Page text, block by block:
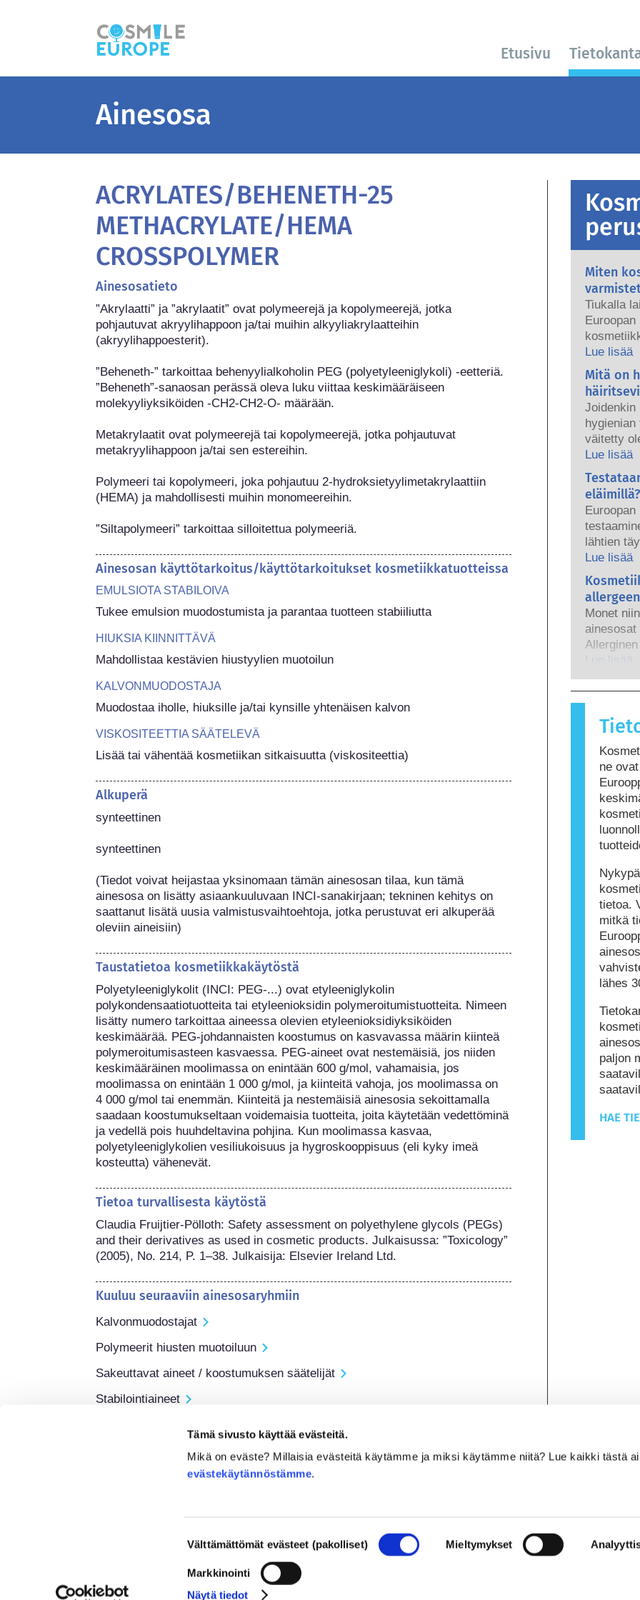
Tämä sivusto käyttää evästeitä.
Mikä on eväste? Millaisia evästeitä käytämme ja miksi käytämme niitä? Lue kaikki tästä
evästekäytännöstämme.
valinta
Välttämättömät evästeet (pakolliset) Mieltymykset
Markkinointi
Näytä tiedot
Etusivu
Ainesosa
ACRYLATES/BEHENETH-25
METHACRYLATE/HEMA
CROSSPOLYMER
Ainesosatieto
”Akrylaatti” ja ”akrylaatit” ovat polymeerejä ja kopolymeerejä, jotka
pohjautuvat akryylihappoon ja/tai muihin alkyyliakrylaatteihin
(akryylihappoesterit).
”Beheneth-” tarkoittaa behenyylialkoholin PEG (polyetyleeniglykoli) -eetteriä.
”Beheneth”-sanaosan perässä oleva luku viittaa keskimääräiseen
molekyyliyksiköiden -CH2-CH2-O- määrään.
Metakrylaatit ovat polymeerejä tai kopolymeerejä, jotka pohjautuvat
metakryylihappoon ja/tai sen estereihin.
Polymeeri tai kopolymeeri, joka pohjautuu 2-hydroksietyylimetakrylaattiin
(HEMA) ja mahdollisesti muihin monomeereihin.
”Siltapolymeeri” tarkoittaa silloitettua polymeeriä.
Ainesosan käyttötarkoitus/käyttötarkoitukset kosmetiikkatuotteissa
EMULSIOTA STABILOIVA
Tukee emulsion muodostumista ja parantaa tuotteen stabiiliutta
HIUKSIA KIINNITTÄVÄ
Mahdollistaa kestävien hiustyylien muotoilun
KALVONMUODOSTAJA
Muodostaa iholle, hiuksille ja/tai kynsille yhtenäisen kalvon
VISKOSITEETTIA SÄÄTELEVÄ
Lisää tai vähentää kosmetiikan sitkaisuutta (viskositeettia)
Alkuperä
synteettinen
synteettinen
(Tiedot voivat heijastaa yksinomaan tämän ainesosan tilaa, kun tämä
ainesosa on lisätty asiaankuuluvaan INCI-sanakirjaan; tekninen kehitys on
saattanut lisätä uusia valmistusvaihtoehtoja, jotka perustuvat eri alkuperää
oleviin aineisiin)
Taustatietoa kosmetiikkakäytöstä
Polyetyleeniglykolit (INCI: PEG-...) ovat etyleeniglykolin
polykondensaatiotuotteita tai etyleenioksidin polymeroitumistuotteita. Nimeen
lisätty numero tarkoittaa aineessa olevien etyleenioksidiyksiköiden
keskimäärää. PEG-johdannaisten koostumus on kasvavassa määrin kiinteä
polymeroitumisasteen kasvaessa. PEG-aineet ovat nestemäisiä, jos niiden
keskimääräinen moolimassa on enintään 600 g/mol, vahamaisia, jos
moolimassa on enintään 1 000 g/mol, ja kiinteitä vahoja, jos moolimassa on
4 000 g/mol tai enemmän. Kiinteitä ja nestemäisiä ainesosia sekoittamalla
saadaan koostumukseltaan voidemaisia tuotteita, joita käytetään vedettöminä
ja vedellä pois huuhdeltavina pohjina. Kun moolimassa kasvaa,
polyetyleeniglykolien vesiliukoisuus ja hygroskooppisuus (eli kyky imeä
kosteutta) vähenevät.
Tietoa turvallisesta käytöstä
Claudia Fruijtier-Pölloth: Safety assessment on polyethylene glycols (PEGs)
and their derivatives as used in cosmetic products. Julkaisussa: ”Toxicology”
(2005), No. 214, P. 1–38. Julkaisija: Elsevier Ireland Ltd.
Kuuluu seuraaviin ainesosaryhmiin
Kalvonmuodostajat
Polymeerit hiusten muotoiluun
Sakeuttavat aineet / koostumuksen säätelijät
Stabilointiaineet
Kosmetiikan sääntely
Kosmetiikan ainesosia säännellään. Huomaathan kuitenkin, että EU:n
ulkopuolella kosmetiikan ainesosasääntely voi poiketa EU-sääntelystä.
Miten
Tiukalla
tuotteet
ovat
Lue lisää
Mitä on
Joidenkin
väitetty
aineita,
aine voi
häiritsee
vain
osoitettu
Pätevien
Lue lisää
lähtien
aikana –
käyttää
Lue lisää
Monet
reaktion
Tämä ei
Lue lisää
ne
tietoa.
mitkä
lähes
paljon
HAE
© 2021-2026 - Cosmetics Europe Oikeudellinen